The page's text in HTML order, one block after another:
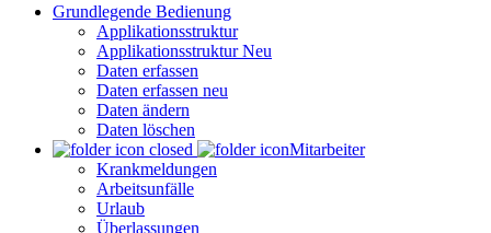
Grundlegende Bedienung
Applikationsstruktur
Applikationsstruktur Neu
Daten erfassen
Daten erfassen neu
Daten ändern
Daten löschen
Mitarbeiter
Krankmeldungen
Arbeitsunfälle
Urlaub
Überlassungen